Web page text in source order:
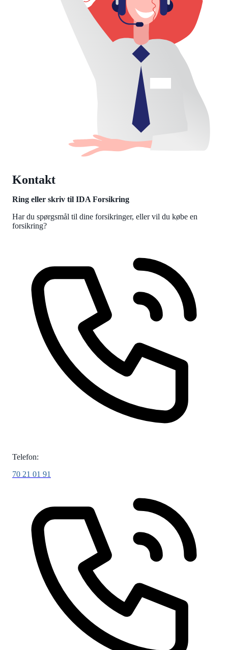
Kontakt
Ring eller skriv til IDA Forsikring
Har du spørgsmål til dine forsikringer, eller vil du købe en
forsikring?
Telefon:
70 21 01 91